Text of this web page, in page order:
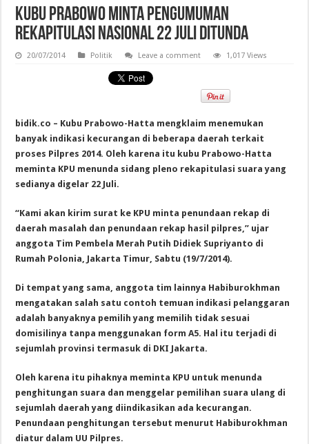
Kubu Prabowo Minta Pengumuman
Rekapitulasi Nasional 22 Juli Ditunda
20/07/2014 Politik Leave a comment 1,017 Views
bidik.co – Kubu Prabowo-Hatta mengklaim menemukan
banyak indikasi kecurangan di beberapa daerah terkait
proses Pilpres 2014. Oleh karena itu kubu Prabowo-Hatta
meminta KPU menunda sidang pleno rekapitulasi suara yang
sedianya digelar 22 Juli.
“Kami akan kirim surat ke KPU minta penundaan rekap di
daerah masalah dan penundaan rekap hasil pilpres,” ujar
anggota Tim Pembela Merah Putih Didiek Supriyanto di
Rumah Polonia, Jakarta Timur, Sabtu (19/7/2014).
Di tempat yang sama, anggota tim lainnya Habiburokhman
mengatakan salah satu contoh temuan indikasi pelanggaran
adalah banyaknya pemilih yang memilih tidak sesuai
domisilinya tanpa menggunakan form A5. Hal itu terjadi di
sejumlah provinsi termasuk di DKI Jakarta.
Oleh karena itu pihaknya meminta KPU untuk menunda
penghitungan suara dan menggelar pemilihan suara ulang di
sejumlah daerah yang diindikasikan ada kecurangan.
Penundaan penghitungan tersebut menurut Habiburokhman
diatur dalam UU Pilpres.